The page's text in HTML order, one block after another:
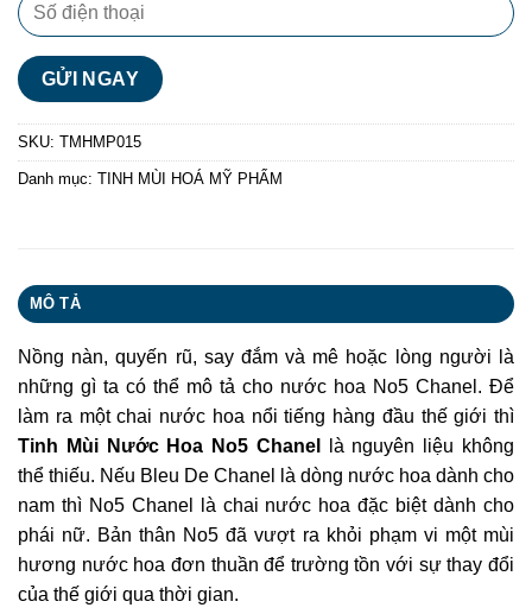
SKU: TMHMP015
Danh mục: TINH MÙI HOÁ MỸ PHẨM
MÔ TẢ
Nồng nàn, quyến rũ, say đắm và mê hoặc lòng người là
những gì ta có thể mô tả cho nước hoa No5 Chanel. Để
làm ra một chai nước hoa nổi tiếng hàng đầu thế giới thì
Tinh Mùi Nước Hoa No5 Chanel
là nguyên liệu không
thể thiếu. Nếu Bleu De Chanel là dòng nước hoa dành cho
nam thì No5 Chanel là chai nước hoa đặc biệt dành cho
phái nữ. Bản thân No5 đã vượt ra khỏi phạm vi một mùi
hương nước hoa đơn thuần để trường tồn với sự thay đổi
của thế giới qua thời gian.